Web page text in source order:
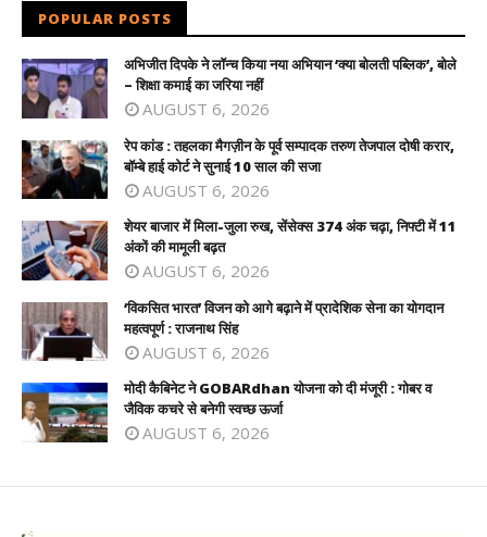
POPULAR POSTS
अभिजीत दिपके ने लॉन्च किया नया अभियान ‘क्या बोलती पब्लिक’, बोले
– शिक्षा कमाई का जरिया नहीं
AUGUST 6, 2026
रेप कांड : तहलका मैगज़ीन के पूर्व सम्पादक तरुण तेजपाल दोषी करार,
बॉम्बे हाई कोर्ट ने सुनाई 10 साल की सजा
AUGUST 6, 2026
शेयर बाजार में मिला-जुला रुख, सेंसेक्स 374 अंक चढ़ा, निफ्टी में 11
अंकों की मामूली बढ़त
AUGUST 6, 2026
‘विकसित भारत’ विजन को आगे बढ़ाने में प्रादेशिक सेना का योगदान
महत्वपूर्ण : राजनाथ सिंह
AUGUST 6, 2026
मोदी कैबिनेट ने GOBARdhan योजना को दी मंजूरी : गोबर व
जैविक कचरे से बनेगी स्वच्छ ऊर्जा
AUGUST 6, 2026